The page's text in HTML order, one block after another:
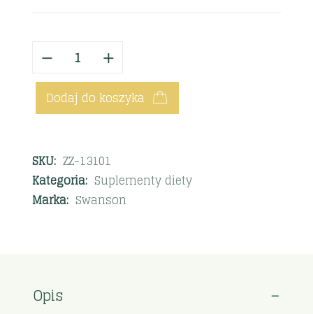
Dodaj do koszyka
SKU: ZZ-13101
Kategoria: Suplementy diety
Marka: Swanson
Opis